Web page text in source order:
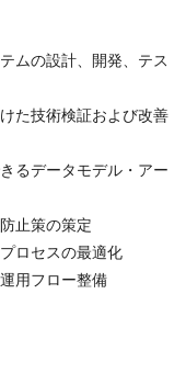
ムの設計、開発、テス
た技術検証および改善
るデータモデル・アー
止策の策定
ロセスの最適化
用フロー整備